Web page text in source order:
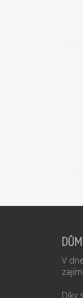
V
Díky